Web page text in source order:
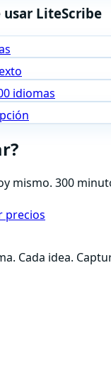
usar LiteScribe
idiomas
mismo. 300
precios
Cada idea.